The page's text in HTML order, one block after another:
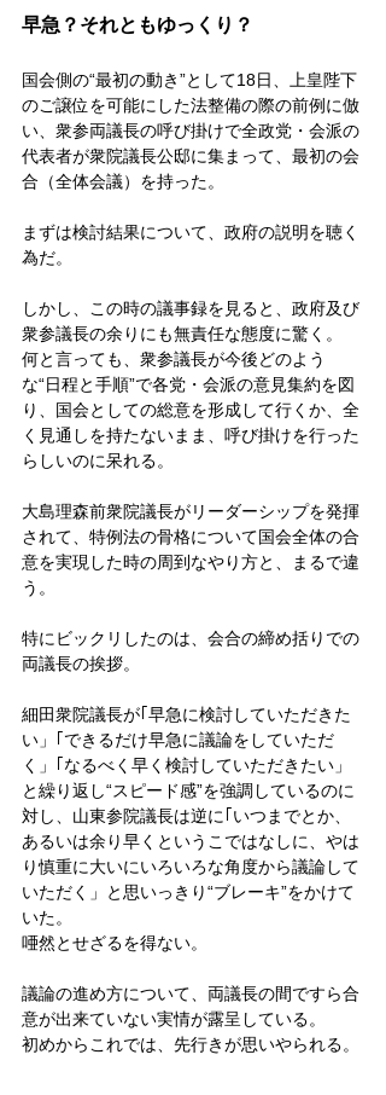
早急？それともゆっくり？
国会側の“最初の動き”として18日、上皇陛下
のご譲位を可能にした法整備の際の前例に倣
い、衆参両議長の呼び掛けで全政党・会派の
代表者が衆院議長公邸に集まって、最初の会
合（全体会議）を持った。
まずは検討結果について、政府の説明を聴く
為だ。
しかし、この時の議事録を見ると、政府及び
衆参議長の余りにも無責任な態度に驚く。
何と言っても、衆参議長が今後どのよう
な“日程と手順”で各党・会派の意見集約を図
り、国会としての総意を形成して行くか、全
く見通しを持たないまま、呼び掛けを行った
らしいのに呆れる。
大島理森前衆院議長がリーダーシップを発揮
されて、特例法の骨格について国会全体の合
意を実現した時の周到なやり方と、まるで違
う。
特にビックリしたのは、会合の締め括りでの
両議長の挨拶。
細田衆院議長が｢早急に検討していただきた
い」｢できるだけ早急に議論をしていただ
く」｢なるべく早く検討していただきたい」
と繰り返し“スピード感”を強調しているのに
対し、山東参院議長は逆に｢いつまでとか、
あるいは余り早くというこではなしに、やは
り慎重に大いにいろいろな角度から議論して
いただく」と思いっきり“ブレーキ”をかけて
いた。
唖然とせざるを得ない。
議論の進め方について、両議長の間ですら合
意が出来ていない実情が露呈している。
初めからこれでは、先行きが思いやられる。